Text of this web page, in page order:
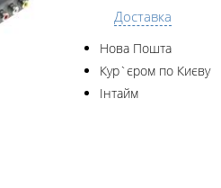
Доставка
Нова Пошта
Кур`єром по Києву
Інтайм